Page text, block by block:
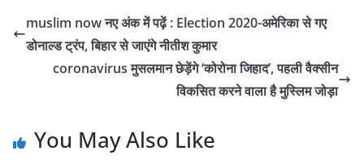
muslim now नए अंक में पढ़ें : Election 2020-अमेरिका से गए
डोनाल्ड ट्रंप, बिहार से जाएंगे नीतीश कुमार
coronavirus मुसलमान छेड़ेंगे ‘कोरोना जिहाद’, पहली वैक्सीन
विकसित करने वाला है मुस्लिम जोड़ा
You May Also Like